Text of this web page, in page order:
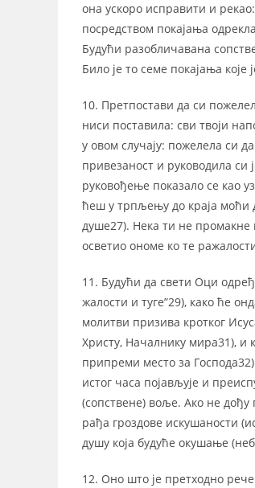
она ускоро исправити и
посредством покајања
Будући разобличавана
Било је то семе покајања
10. Претпостави да си
ниси поставила: сви твоји
у овом случају: пожелела си
привезаност и руководила си
руковођење показало се као
ћеш у трпљењу до краја моћи
душе27). Нека ти не
осветио ономе ко те
11. Будући да свети Оци
жалости и туге”29), како ће
молитви призива кротког
Христу, Началнику мира31), и
припреми место за
истог часа појављује и
(сопствене) воље. Ако не
рађа гроздове искушаности
душу која будуће окушање
12. Оно што је претходно